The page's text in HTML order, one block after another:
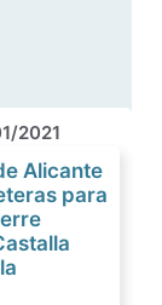
2021
Alicante
para